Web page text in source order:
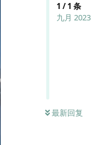
1 /1 条
九月 2023
最新回复